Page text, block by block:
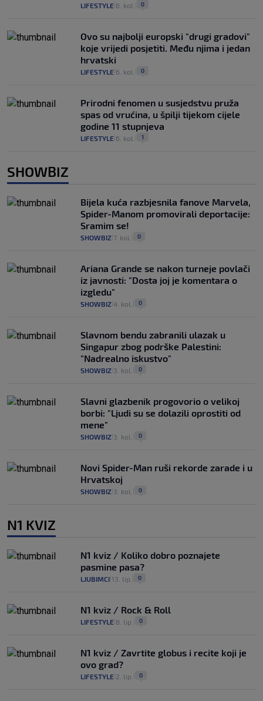
LIFESTYLE 6. kol. 0
Ovo su najbolji europski "drugi gradovi"
koje vrijedi posjetiti. Među njima i jedan
hrvatski
LIFESTYLE 6. kol. 0
Prirodni fenomen u susjedstvu pruža
spas od vrućina, u špilji tijekom cijele
godine 11 stupnjeva
LIFESTYLE 6. kol. 1
SHOWBIZ
Bijela kuća razbjesnila fanove Marvela,
Spider-Manom promovirali deportacije:
Sramim se!
SHOWBIZ 7. kol. 0
Ariana Grande se nakon turneje povlači
iz javnosti: "Dosta joj je komentara o
izgledu"
SHOWBIZ 4. kol. 0
Slavnom bendu zabranili ulazak u
Singapur zbog podrške Palestini:
"Nadrealno iskustvo"
SHOWBIZ 3. kol. 0
Slavni glazbenik progovorio o velikoj
borbi: "Ljudi su se dolazili oprostiti od
mene"
SHOWBIZ 3. kol. 0
Novi Spider-Man ruši rekorde zarade i u
Hrvatskoj
SHOWBIZ 3. kol. 0
N1 KVIZ
N1 kviz / Koliko dobro poznajete
pasmine pasa?
LJUBIMCI 13. lip. 0
N1 kviz / Rock & Roll
LIFESTYLE 8. lip. 0
N1 kviz / Zavrtite globus i recite koji je
ovo grad?
LIFESTYLE 2. lip. 0